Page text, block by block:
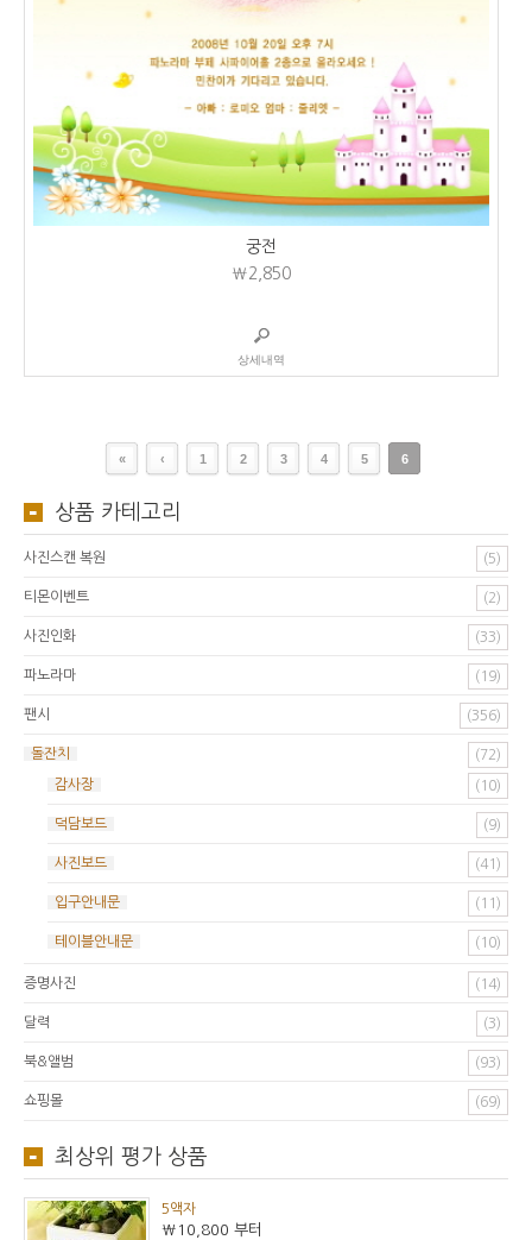
궁전
₩2,850
상세내역
« ‹ 1 2 3 4 5 6
상품 카테고리
사진스캔 복원 (5)
티몬이벤트 (2)
사진인화 (33)
파노라마 (19)
팬시 (356)
돌잔치 (72)
감사장 (10)
덕담보드 (9)
사진보드 (41)
입구안내문 (11)
테이블안내문 (10)
증명사진 (14)
달력 (3)
북&앨범 (93)
쇼핑몰 (69)
최상위 평가 상품
5액자
₩10,800 부터